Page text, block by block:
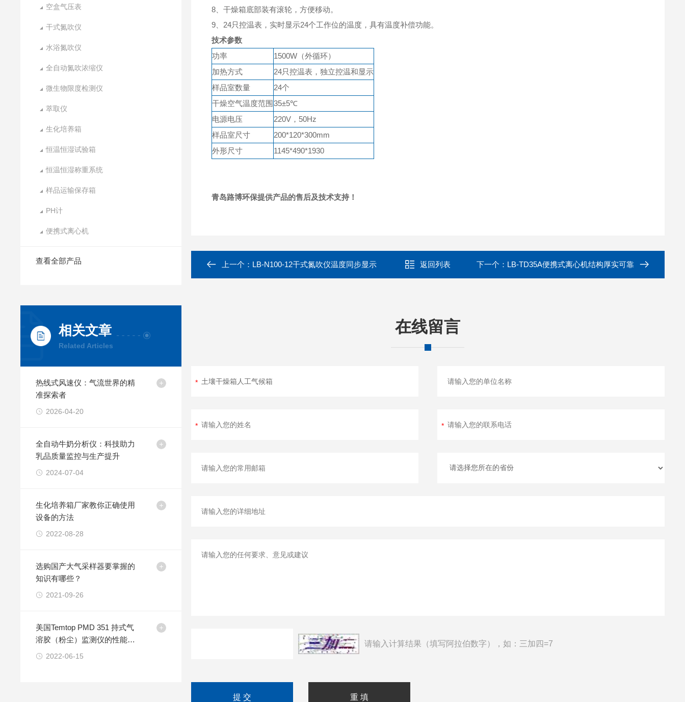
空盒气压表
干式氮吹仪
水浴氮吹仪
全自动氮吹浓缩仪
微生物限度检测仪
萃取仪
生化培养箱
恒温恒湿试验箱
恒温恒湿称重系统
样品运输保存箱
PH计
便携式离心机
查看全部产品
相关文章
Related Articles
热线式风速仪：气流世界的精
准探索者
2026-04-20
全自动牛奶分析仪：科技助力
乳品质量监控与生产提升
2024-07-04
生化培养箱厂家教你正确使用
设备的方法
2022-08-28
选购国产大气采样器要掌握的
知识有哪些？
2021-09-26
美国Temtop PMD 351 持式气
溶胶（粉尘）监测仪的性能特
点
2022-06-15
8、干燥箱底部装有滚轮，方便移动。
9、24只控温表，实时显示24个工作位的温度，具有温度补偿功能。
技术参数
功率
1500W（外循环）
加热方式
24只控温表，独立控温和显示
样品室数量
24个
干燥空气温度范围 35±5℃
电源电压
220V，50Hz
样品室尺寸
200*120*300mm
外形尺寸
1145*490*1930
青岛路博环保提供产品的售后及技术支持！
上一个： LB-N100-12干式氮吹仪温度同步显示 返回列表 下一个： LB-TD35A便携式离心机结构厚实可靠
在线留言
请输入计算结果（填写阿拉伯数字），如：三加四=7